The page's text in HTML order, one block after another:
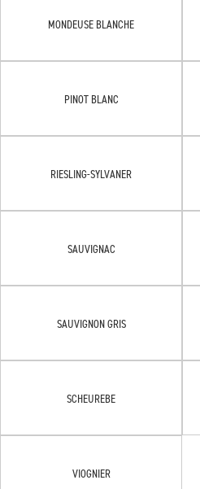
MONDEUSE BLANCHE
PINOT BLANC
RIESLING-SYLVANER
SAUVIGNAC
SAUVIGNON GRIS
SCHEUREBE
VIOGNIER